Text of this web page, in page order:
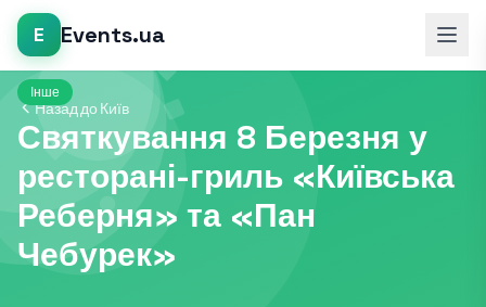
E Events.ua
Назад до Київ
Інше
Святкування 8 Березня у
ресторані-гриль «Київська
Реберня» та «Пан
Чебурек»